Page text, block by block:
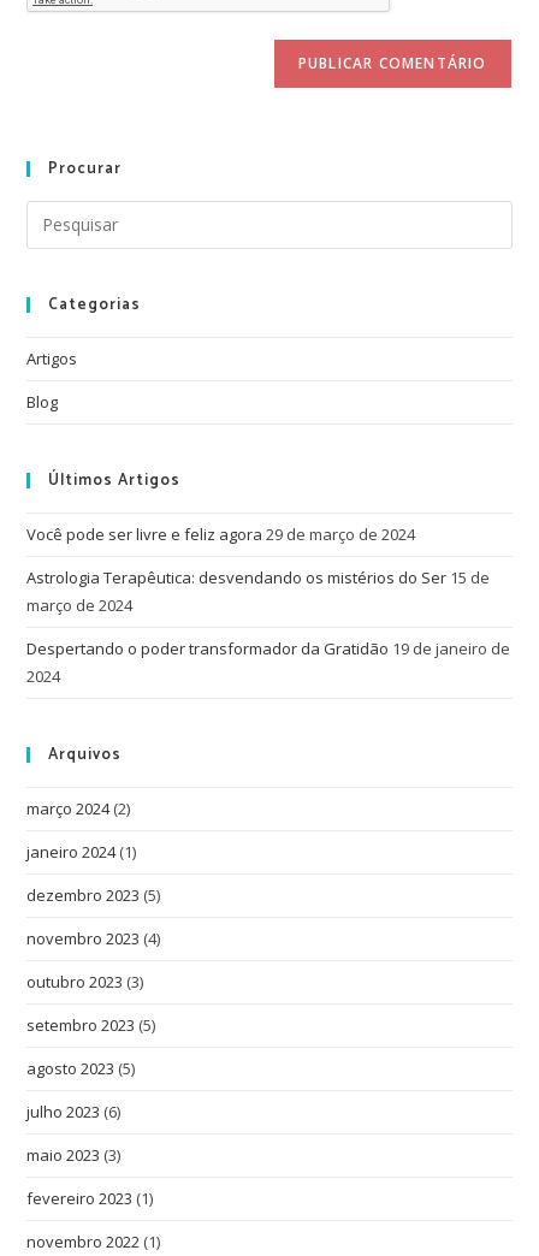
Procurar
Categorias
Artigos
Blog
Últimos Artigos
Você pode ser livre e feliz agora 29 de março de 2024
Astrologia Terapêutica: desvendando os mistérios do Ser 15 de
março de 2024
Despertando o poder transformador da Gratidão 19 de janeiro de
2024
Arquivos
março 2024(2)
janeiro 2024(1)
dezembro 2023 (5)
novembro 2023 (4)
outubro 2023 (3)
setembro 2023 (5)
agosto 2023 (5)
julho 2023 (6)
maio 2023 (3)
fevereiro 2023 (1)
novembro 2022 (1)